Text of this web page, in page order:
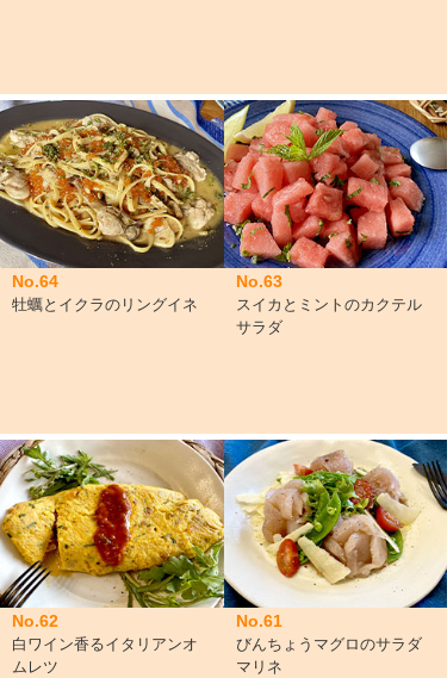
No.64
牡蠣とイクラのリングイネ
No.63
スイカとミントのカクテル
サラダ
No.62
白ワイン香るイタリアンオ
ムレツ
No.61
びんちょうマグロのサラダ
マリネ